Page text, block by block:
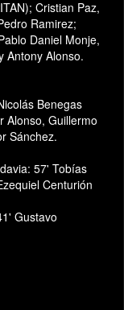
Cristian Paz,
Ramirez;
Daniel Monje,
Antony Alonso.
Benegas
Alonso, Guillermo
Sánchez.
57' Tobías
Centurión
Gustavo